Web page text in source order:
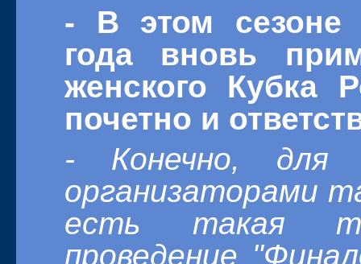
- В этом сезоне
года вновь
женского Кубка
почетно и
- Конечно, для
организаторами
есть такая
проведение